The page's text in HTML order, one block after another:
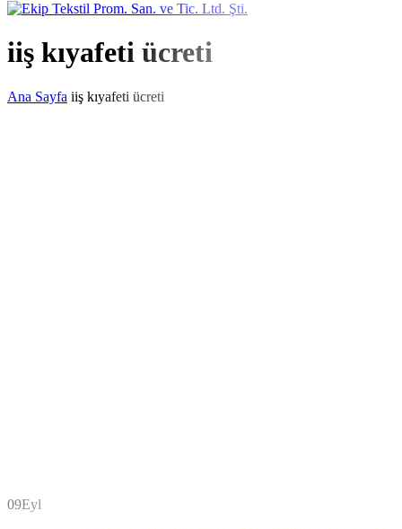
iiş kıyafeti ücreti
Ana Sayfa iiş kıyafeti ücreti
09Eyl